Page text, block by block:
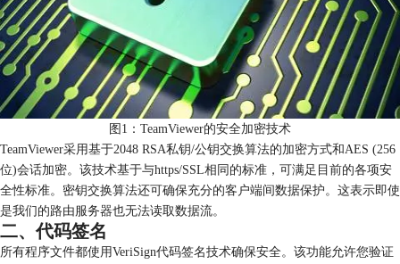
图1：TeamViewer的安全加密技术
TeamViewer采用基于2048 RSA私钥/公钥交换算法的加密方式和AES (256
位)会话加密。该技术基于与https/SSL相同的标准，可满足目前的各项安
全性标准。密钥交换算法还可确保充分的客户端间数据保护。这表示即使
是我们的路由服务器也无法读取数据流。
二、代码签名
所有程序文件都使用VeriSign代码签名技术确保安全。该功能允许您验证